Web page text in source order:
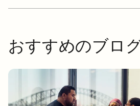
おすすめのブロ